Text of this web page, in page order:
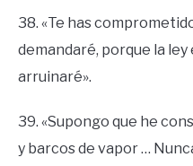
38. «Te has
demandaré, porque la ley
arruinaré».
39. «Supongo que he
y barcos de vapor …